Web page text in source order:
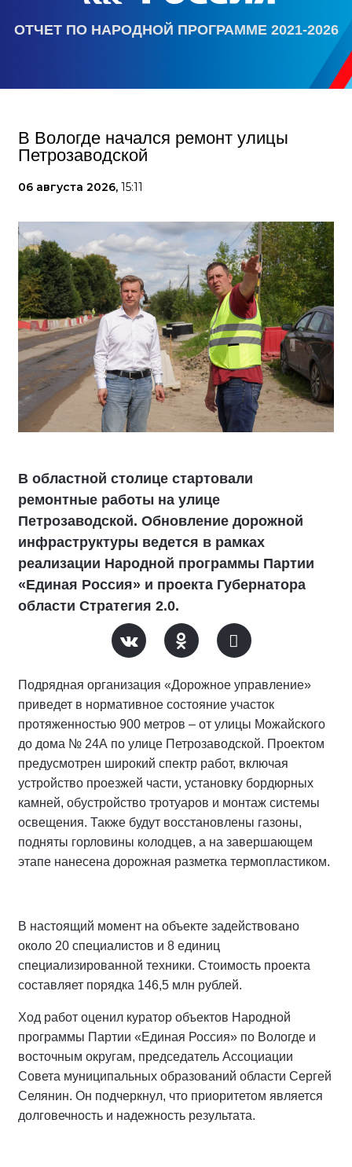
ОТЧЕТ ПО НАРОДНОЙ ПРОГРАММЕ 2021-2026
В Вологде начался ремонт улицы
Петрозаводской
06 августа 2026, 15:11
В областной столице стартовали
ремонтные работы на улице
Петрозаводской. Обновление дорожной
инфраструктуры ведется в рамках
реализации Народной программы Партии
«Единая Россия» и проекта Губернатора
области Стратегия 2.0.
Подрядная организация «Дорожное управление»
приведет в нормативное состояние участок
протяженностью 900 метров – от улицы Можайского
до дома № 24А по улице Петрозаводской. Проектом
предусмотрен широкий спектр работ, включая
устройство проезжей части, установку бордюрных
камней, обустройство тротуаров и монтаж системы
освещения. Также будут восстановлены газоны,
подняты горловины колодцев, а на завершающем
этапе нанесена дорожная разметка термопластиком.
В настоящий момент на объекте задействовано
около 20 специалистов и 8 единиц
специализированной техники. Стоимость проекта
составляет порядка 146,5 млн рублей.
Ход работ оценил куратор объектов Народной
программы Партии «Единая Россия» по Вологде и
восточным округам, председатель Ассоциации
Совета муниципальных образований области Сергей
Селянин. Он подчеркнул, что приоритетом является
долговечность и надежность результата.